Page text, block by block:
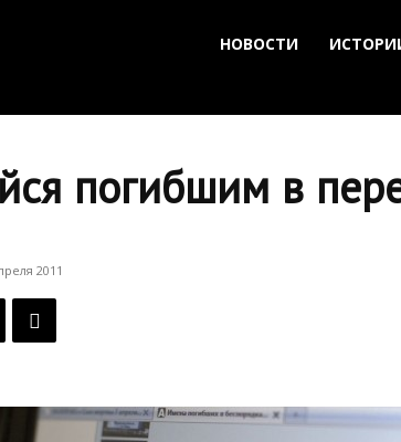
НОВОСТИ
погибшим в
2011